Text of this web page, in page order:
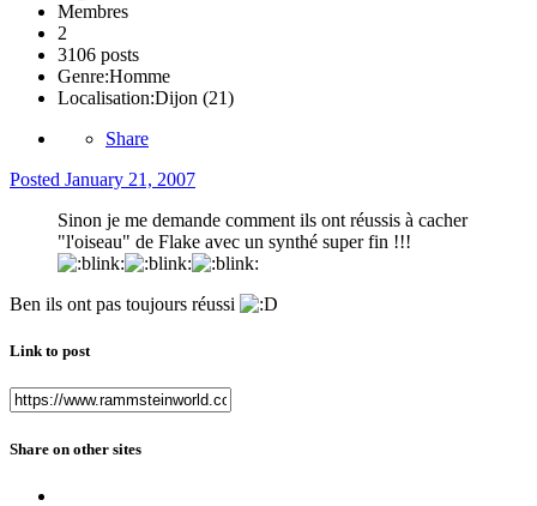
Membres
2
3106 posts
Genre:Homme
Localisation:Dijon (21)
Share
Posted January 21, 2007
Sinon je me demande comment ils ont réussis à cacher
"l'oiseau" de Flake avec un synthé super fin !!!
Ben ils ont pas toujours réussi
Link to post
Share on other sites